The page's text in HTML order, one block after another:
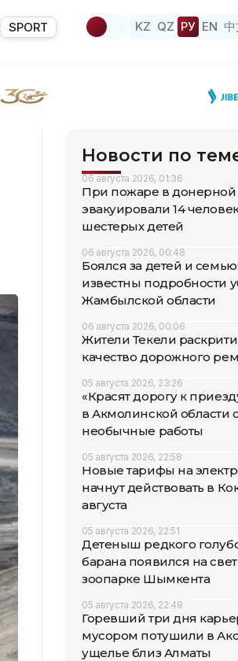
SPORT KZ QZ РУ EN
Новости по
06 августа 2026, 01:36
При пожаре в донерной
эвакуировали 14
шестерых детей
06 августа 2026, 00:48
Боялся за детей и
известны подробности
Жамбылской области
06 августа 2026, 00:06
Жители Текели
качество дорожного
05 августа 2026, 23:26
«Красят дорогу к
в Акмолинской области
необычные работы
05 августа 2026, 22:58
Новые тарифы на
начнут действовать в
августа
05 августа 2026, 22:51
Детеныш редкого
барана появился на
зоопарке Шымкента
05 августа 2026, 22:49
Горевший три дня
мусором потушили в
ущелье близ Алматы